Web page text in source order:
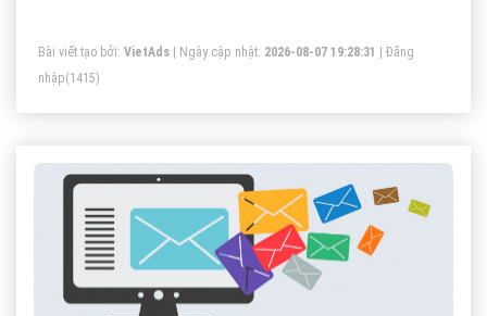
Bài viết tạo bởi: VietAds | Ngày cập nhật: 2026-08-07 19:28:31
Đăng
nhập(1415)